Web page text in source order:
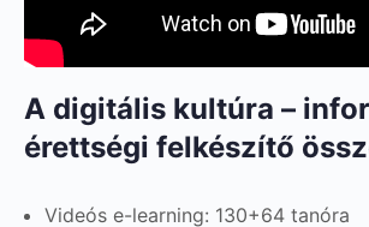
A digitális kultúra –
érettségi felkészítő
Videós e-learning: 130+64 tanóra